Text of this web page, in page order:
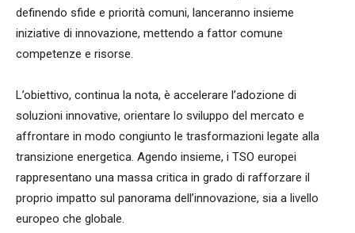
definendo sfide e priorità comuni, lanceranno insieme
iniziative di innovazione, mettendo a fattor comune
competenze e risorse.
L’obiettivo, continua la nota, è accelerare l’adozione di
soluzioni innovative, orientare lo sviluppo del mercato e
affrontare in modo congiunto le trasformazioni legate alla
transizione energetica. Agendo insieme, i TSO europei
rappresentano una massa critica in grado di rafforzare il
proprio impatto sul panorama dell’innovazione, sia a livello
europeo che globale.